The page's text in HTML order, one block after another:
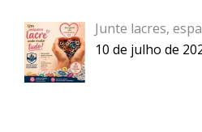
Junte lacres,
10 de julho de